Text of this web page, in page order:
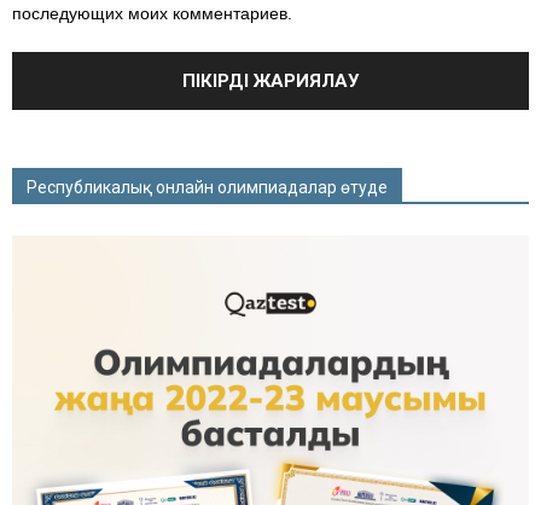
последующих моих комментариев.
Республикалық онлайн олимпиадалар өтуде